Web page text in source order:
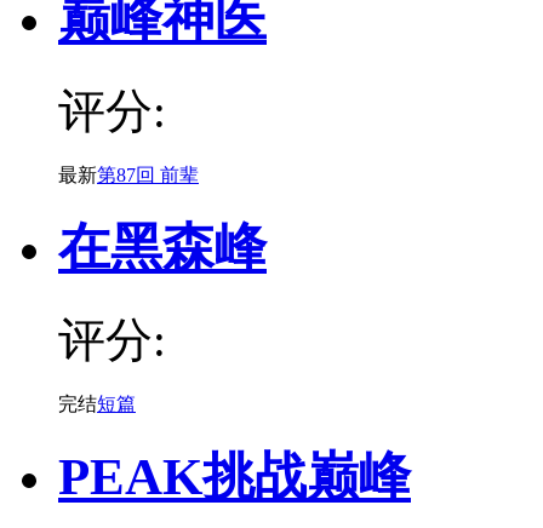
巅峰神医
评分:
最新第87回 前辈
在黑森峰
评分:
完结短篇
PEAK挑战巅峰